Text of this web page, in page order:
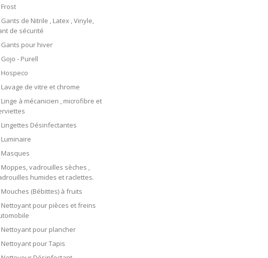
Frost
Gants de Nitrile , Latex , Vinyle,
de sécurité
Gants pour hiver
Gojo - Purell
Hospeco
Lavage de vitre et chrome
Linge à mécanicien , microfibre et
Lingettes Désinfectantes
Luminaire
Masques
Moppes, vadrouilles sèches ,
humides et raclettes.
Mouches (Bébittes) à fruits
Nettoyant pour pièces et freins
Nettoyant pour plancher
Nettoyant pour Tapis